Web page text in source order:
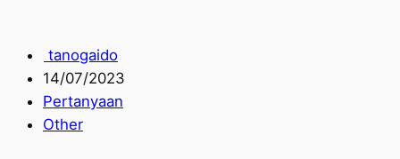
tanogaido
14/07/2023
Pertanyaan
Other